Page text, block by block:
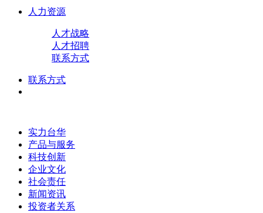
人力资源
人才战略
人才招聘
联系方式
联系方式
实力台华
产品与服务
科技创新
企业文化
社会责任
新闻资讯
投资者关系